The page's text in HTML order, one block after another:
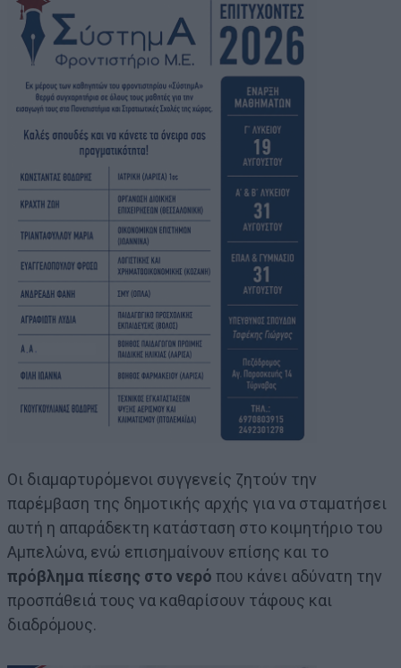
Οι διαμαρτυρόμενοι συγγενείς ζητούν την
παρέμβαση της δημοτικής αρχής για να σταματήσει
αυτή η απαράδεκτη κατάσταση στο κοιμητήριο του
Αμπελώνα, ενώ επισημαίνουν επίσης και το
πρόβλημα πίεσης στο νερό που κάνει αδύνατη την
προσπάθειά τους να καθαρίσουν τάφους και
διαδρόμους.